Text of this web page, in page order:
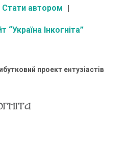
Стати автором
“Україна Інкогніта”
проект ентузіастів